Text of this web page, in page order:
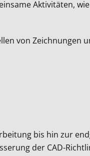
Aktivitäten,
von Zeichnungen
bis hin zur
der CAD-